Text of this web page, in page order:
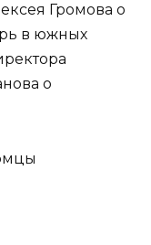
Громова о
в южных
о